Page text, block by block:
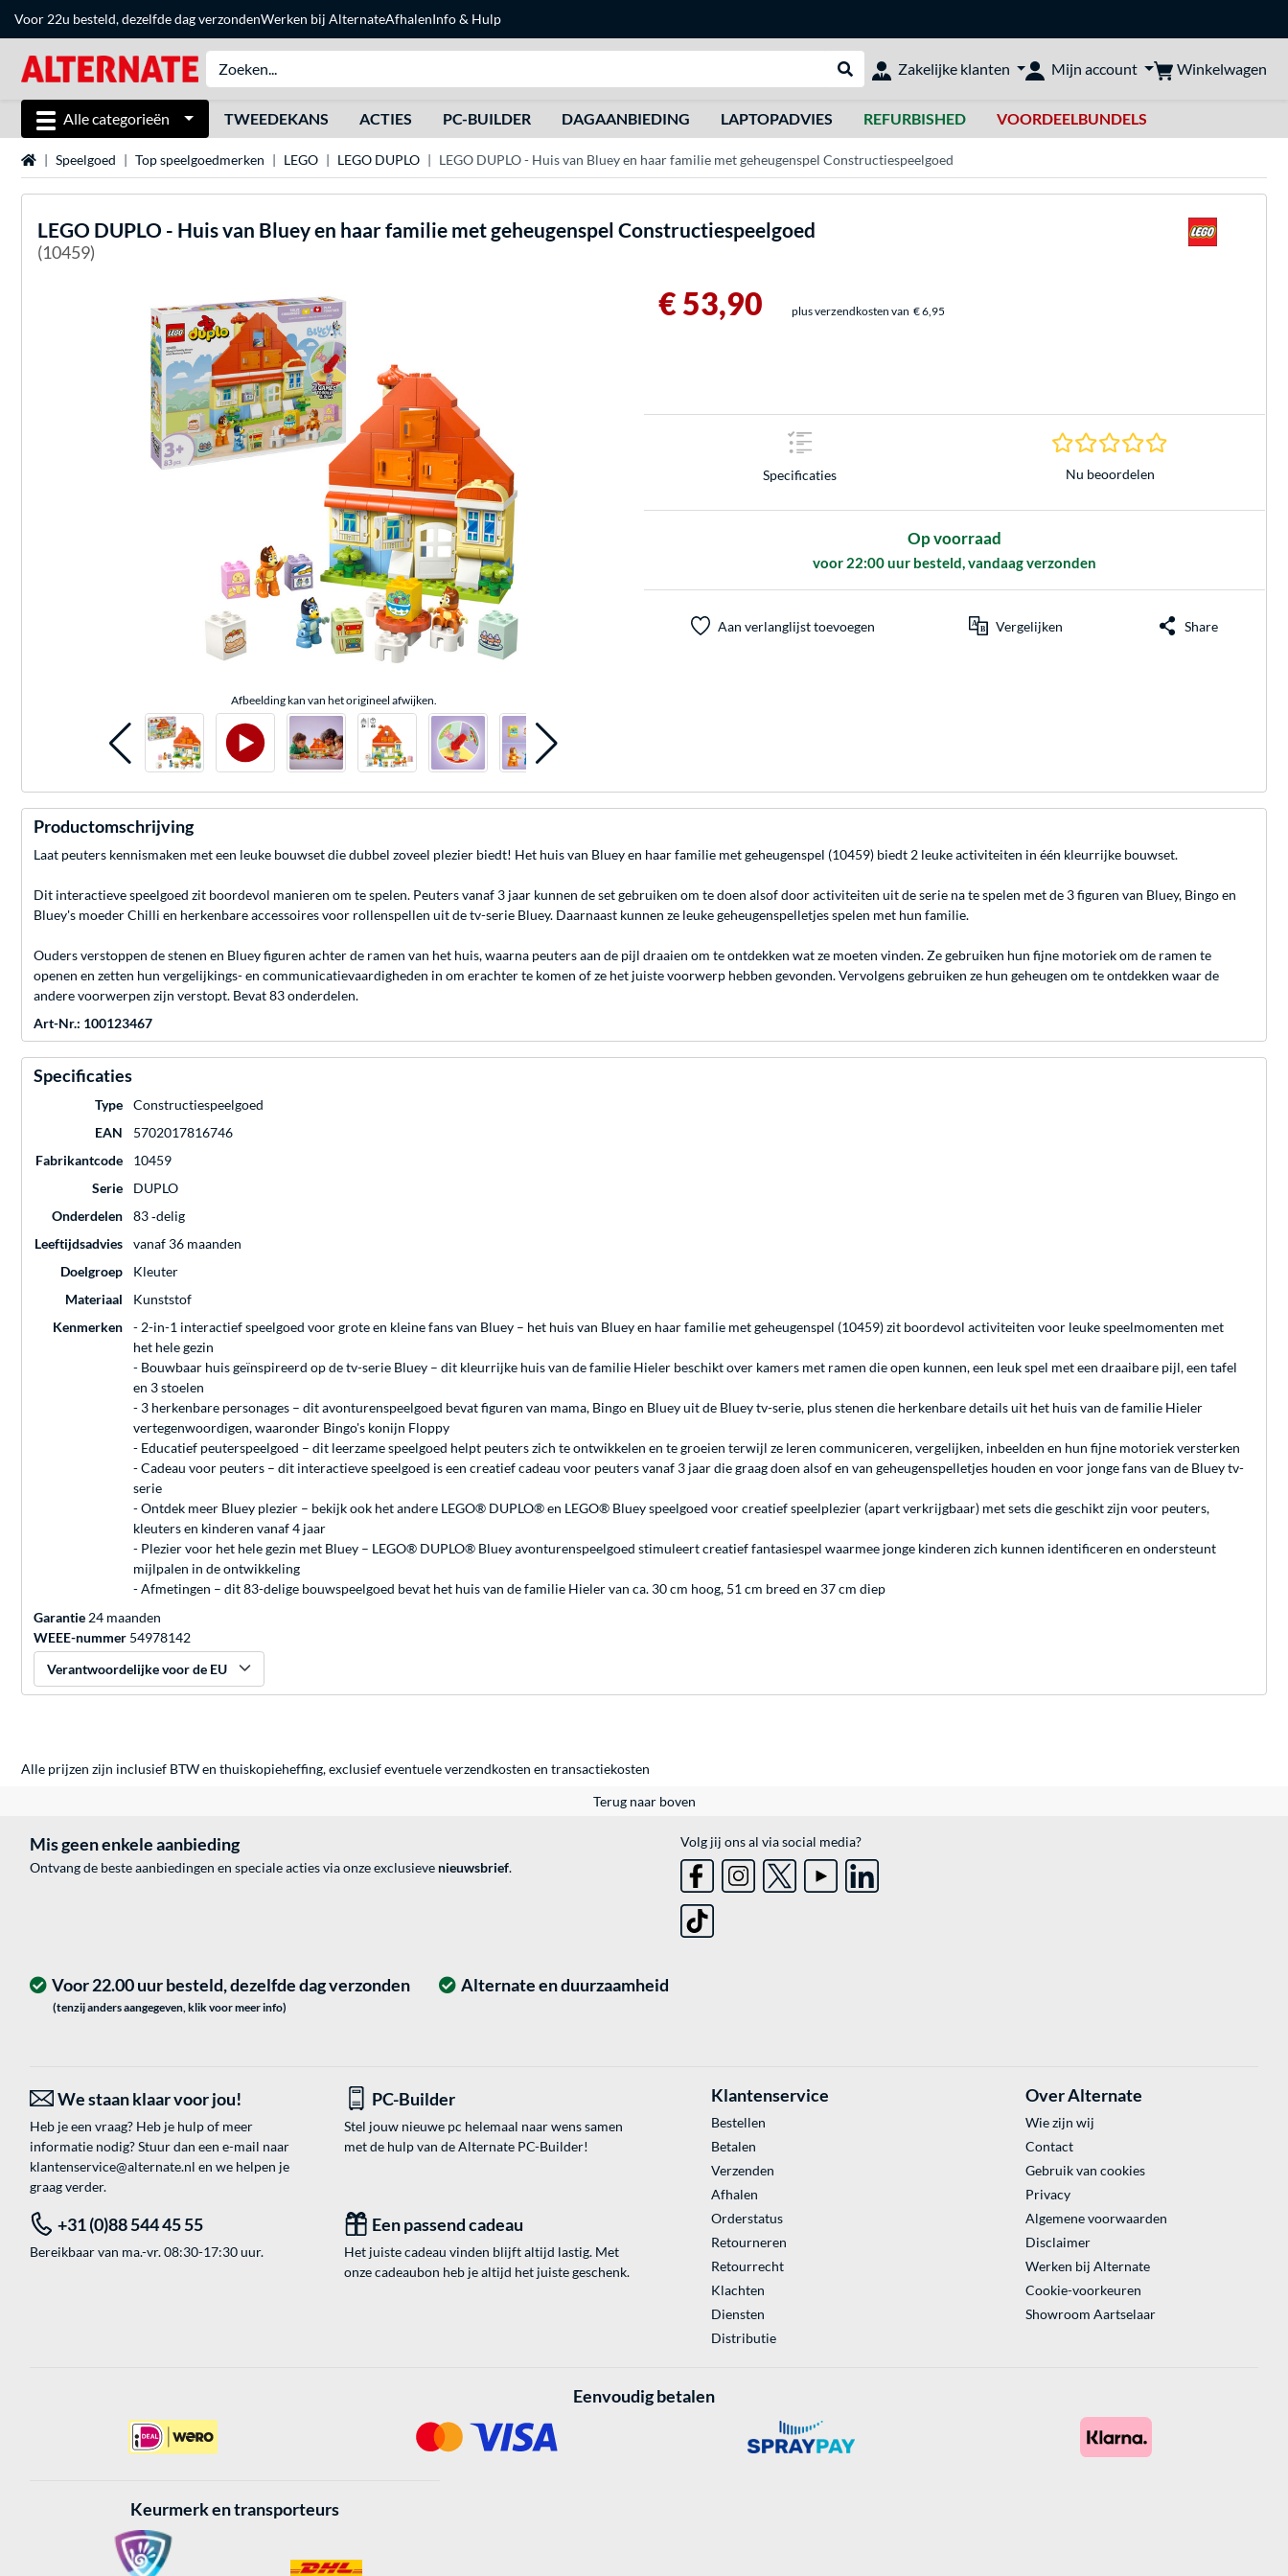
Voor 22u besteld, dezelfde dag verzondenWerken bij AlternateAfhalenInfo & Hulp
Webshop doorzoeken
Zakelijke klanten Mijn account Winkelwagen
Alle categorieën TWEEDEKANS ACTIES PC-BUILDER DAGAANBIEDING LAPTOPADVIES REFURBISHED VOORDEELBUNDELS
HomeSpeelgoed Top speelgoedmerken LEGO LEGO DUPLO LEGO DUPLO - Huis van Bluey en haar familie met geheugenspel Constructiespeelgoed
LEGO DUPLO - Huis van Bluey en haar familie met geheugenspel Constructiespeelgoed
(10459)
Afbeelding kan van het origineel afwijken.
€ 53,90 plus verzendkosten van € 6,95
Specificaties
0.0 sterren
Nu beoordelen
Op voorraad
voor 22:00 uur besteld, vandaag verzonden
Aan verlanglijst toevoegen Vergelijken Share
Productomschrijving
Laat peuters kennismaken met een leuke bouwset die dubbel zoveel plezier biedt! Het huis van Bluey en haar familie met geheugenspel (10459) biedt 2 leuke activiteiten in één kleurrijke bouwset.
Dit interactieve speelgoed zit boordevol manieren om te spelen. Peuters vanaf 3 jaar kunnen de set gebruiken om te doen alsof door activiteiten uit de serie na te spelen met de 3 figuren van Bluey, Bingo en
Bluey's moeder Chilli en herkenbare accessoires voor rollenspellen uit de tv-serie Bluey. Daarnaast kunnen ze leuke geheugenspelletjes spelen met hun familie.
Ouders verstoppen de stenen en Bluey figuren achter de ramen van het huis, waarna peuters aan de pijl draaien om te ontdekken wat ze moeten vinden. Ze gebruiken hun fijne motoriek om de ramen te
openen en zetten hun vergelijkings- en communicatievaardigheden in om erachter te komen of ze het juiste voorwerp hebben gevonden. Vervolgens gebruiken ze hun geheugen om te ontdekken waar de
andere voorwerpen zijn verstopt. Bevat 83 onderdelen.
Art-Nr.: 100123467
Specificaties
Type
Constructiespeelgoed
EAN
5702017816746
Fabrikantcode
10459
Serie
DUPLO
Onderdelen
83 ‐delig
Leeftijdsadvies
vanaf 36 maanden
Doelgroep
Kleuter
Materiaal
Kunststof
Kenmerken
- 2-in-1 interactief speelgoed voor grote en kleine fans van Bluey – het huis van Bluey en haar familie met geheugenspel (10459) zit boordevol activiteiten voor leuke speelmomenten met
het hele gezin
- Bouwbaar huis geïnspireerd op de tv-serie Bluey – dit kleurrijke huis van de familie Hieler beschikt over kamers met ramen die open kunnen, een leuk spel met een draaibare pijl, een tafel
en 3 stoelen
- 3 herkenbare personages – dit avonturenspeelgoed bevat figuren van mama, Bingo en Bluey uit de Bluey tv-serie, plus stenen die herkenbare details uit het huis van de familie Hieler
vertegenwoordigen, waaronder Bingo's konijn Floppy
- Educatief peuterspeelgoed – dit leerzame speelgoed helpt peuters zich te ontwikkelen en te groeien terwijl ze leren communiceren, vergelijken, inbeelden en hun fijne motoriek versterken
- Cadeau voor peuters – dit interactieve speelgoed is een creatief cadeau voor peuters vanaf 3 jaar die graag doen alsof en van geheugenspelletjes houden en voor jonge fans van de Bluey tv-
serie
- Ontdek meer Bluey plezier – bekijk ook het andere LEGO® DUPLO® en LEGO® Bluey speelgoed voor creatief speelplezier (apart verkrijgbaar) met sets die geschikt zijn voor peuters,
kleuters en kinderen vanaf 4 jaar
- Plezier voor het hele gezin met Bluey – LEGO® DUPLO® Bluey avonturenspeelgoed stimuleert creatief fantasiespel waarmee jonge kinderen zich kunnen identificeren en ondersteunt
mijlpalen in de ontwikkeling
- Afmetingen – dit 83-delige bouwspeelgoed bevat het huis van de familie Hieler van ca. 30 cm hoog, 51 cm breed en 37 cm diep
Garantie 24 maanden
WEEE-nummer 54978142
Verantwoordelijke voor de EU
Alle prijzen zijn inclusief BTW en thuiskopieheffing, exclusief eventueleverzendkosten en transactiekosten
Terug naar boven
Mis geen enkele aanbieding
Ontvang de beste aanbiedingen en speciale acties via onze exclusieve nieuwsbrief.
Volg jij ons al via social media?
Alternate en duurzaamheid
Voor 22.00 uur besteld, dezelfde dag verzonden
(tenzij anders aangegeven, klik voor meer info)
We staan klaar voor jou!
Heb je een vraag? Heb je hulp of meer
informatie nodig? Stuur dan een e-mail naar
klantenservice@alternate.nl en we helpen je
graag verder.
PC-Builder
Stel jouw nieuwe pc helemaal naar wens samen
met de hulp van de Alternate PC-Builder!
+31 (0)88 544 45 55
Bereikbaar van ma.-vr. 08:30-17:30 uur.
Een passend cadeau
Het juiste cadeau vinden blijft altijd lastig. Met
onze cadeaubon heb je altijd het juiste geschenk.
Klantenservice
Bestellen
Betalen
Verzenden
Afhalen
Orderstatus
Retourneren
Retourrecht
Klachten
Diensten
Distributie
Over Alternate
Wie zijn wij
Contact
Gebruik van cookies
Privacy
Algemene voorwaarden
Disclaimer
Werken bij Alternate
Cookie-voorkeuren
Showroom Aartselaar
Eenvoudig betalen
Keurmerk en transporteurs